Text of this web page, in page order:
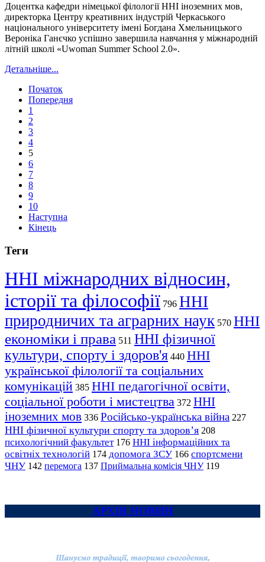
Доцентка кафедри німецької філології ННІ іноземних мов,
директорка Центру креативних індустрій Черкаського
національного університету імені Богдана Хмельницького
Вероніка Ганєчко успішно завершила навчання у міжнародній
літній школі «Uwoman Summer School 2.0».
Детальніше...
Початок
Попередня
1
2
3
4
5
6
7
8
9
10
Наступна
Кінець
Теги
ННІ міжнародних відносин,
історії та філософії 796 ННІ
природничих та аграрних наук 570 ННІ
економіки і права 511 ННІ фізичної
культури, спорту і здоров'я 440 ННІ
української філології та соціальних
комунікацій 385 ННІ педагогічної освіти,
соціальної роботи і мистецтва 372 ННІ
іноземних мов 336 Російсько-українська війна 227
ННІ фізичної культури спорту та здоров’я 208
психологічний факультет 176 ННІ інформаційних та
освітніх технологій 174 допомога ЗСУ 166 спортсмени
ЧНУ 142 перемога 137 Приймальна комісія ЧНУ 119
АРХІВ НОВИН